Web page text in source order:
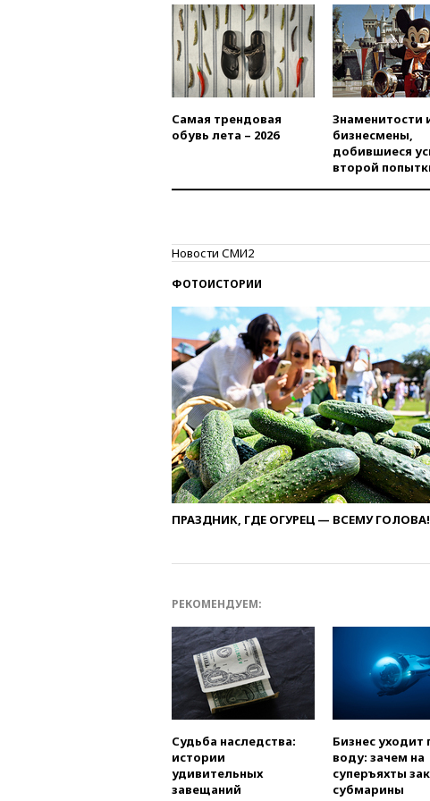
Самая трендовая
обувь лета – 2026
Знаменитости
бизнесмены,
добившиеся
второй
Новости СМИ2
ФОТОИСТОРИИ
ПРАЗДНИК, ГДЕ ОГУРЕЦ — ВСЕМУ ГОЛОВА!
РЕКОМЕНДУЕМ:
Судьба наследства:
истории
удивительных
завещаний
Бизнес уходит
воду: зачем на
суперъяхты
субмарины